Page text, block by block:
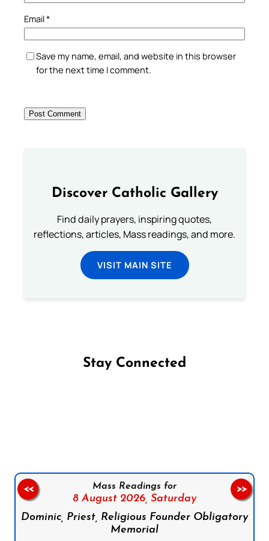
Email*
Save my name, email, and website in this browser
for the next time I comment.
Discover Catholic Gallery
Find daily prayers, inspiring quotes,
reflections, articles, Mass readings, and more.
VISIT MAIN SITE
Stay Connected
Mass Readings for
8 August 2026, Saturday
Dominic, Priest, Religious Founder Obligatory
Memorial
<< >>